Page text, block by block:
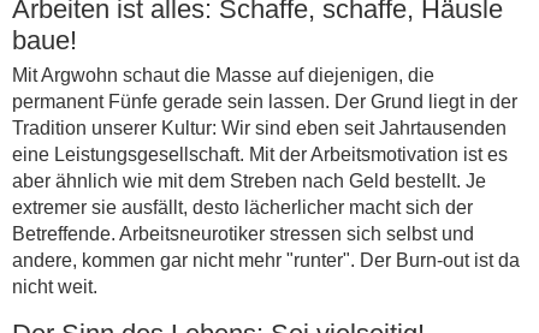
Arbeiten ist alles: Schaffe, schaffe, Häusle
baue!
Mit Argwohn schaut die Masse auf diejenigen, die
permanent Fünfe gerade sein lassen. Der Grund liegt in der
Tradition unserer Kultur: Wir sind eben seit Jahrtausenden
eine Leistungsgesellschaft. Mit der Arbeitsmotivation ist es
aber ähnlich wie mit dem Streben nach Geld bestellt. Je
extremer sie ausfällt, desto lächerlicher macht sich der
Betreffende. Arbeitsneurotiker stressen sich selbst und
andere, kommen gar nicht mehr "runter". Der Burn-out ist da
nicht weit.